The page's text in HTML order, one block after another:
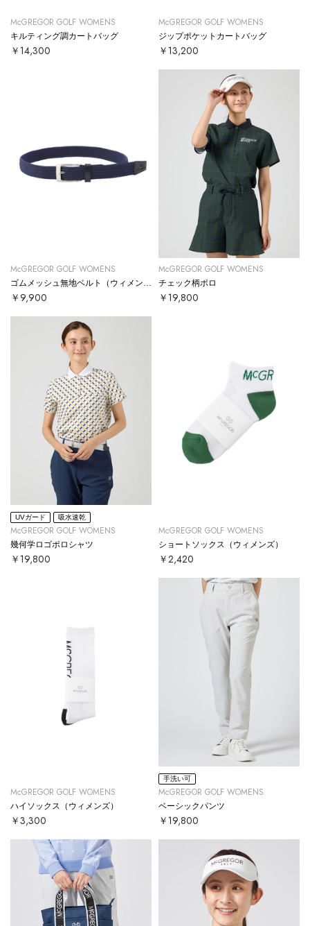
McGREGOR GOLF WOMENS
キルティング調カートバッグ
￥14,300
McGREGOR GOLF WOMENS
ジップポケットカートバッグ
￥13,200
McGREGOR GOLF WOMENS
ゴムメッシュ無地ベルト（ウィメンズ）
￥9,900
McGREGOR GOLF WOMENS
チェック柄ポロ
￥19,800
UVガード 吸水速乾
McGREGOR GOLF WOMENS
幾何学ロゴポロシャツ
￥19,800
McGREGOR GOLF WOMENS
ショートソックス（ウィメンズ）
￥2,420
McGREGOR GOLF WOMENS
ハイソックス（ウィメンズ）
￥3,300
手洗い可
McGREGOR GOLF WOMENS
ベーシックパンツ
￥19,800